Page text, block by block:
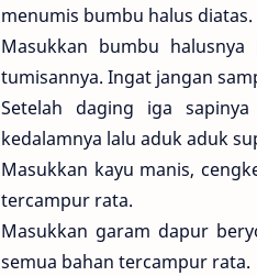
menumis bumbu halus diatas.
Masukkan bumbu
tumisannya. Ingat jangan
Setelah daging iga
kedalamnya lalu aduk aduk
Masukkan kayu manis,
tercampur rata.
Masukkan garam dapur
semua bahan tercampur rata.